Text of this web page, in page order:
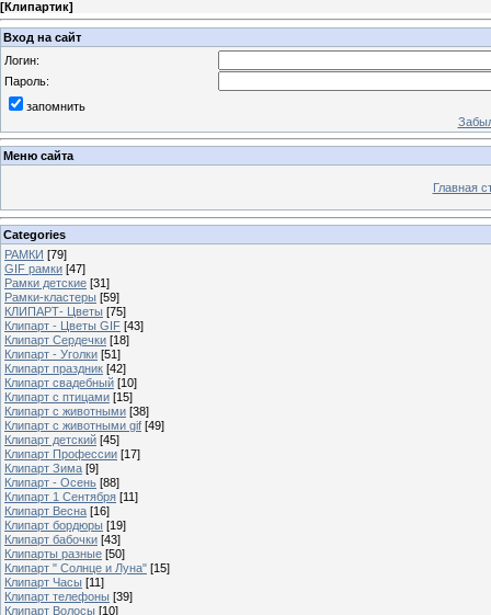
[Клипартик]
Вход на сайт
Логин:
Пароль:
запомнить
Меню сайта
Главная
Categories
РАМКИ [79]
GIF рамки [47]
Рамки детские [31]
Рамки-кластеры [59]
КЛИПАРТ- Цветы [75]
Клипарт - Цветы GIF [43]
Клипарт Сердечки [18]
Клипарт - Уголки [51]
Клипарт праздник [42]
Клипарт свадебный [10]
Клипарт с птицами [15]
Клипарт с животными [38]
Клипарт с животными gif [49]
Клипарт детский [45]
Клипарт Профессии [17]
Клипарт Зима [9]
Клипарт - Осень [88]
Клипарт 1 Сентября [11]
Клипарт Весна [16]
Клипарт бордюры [19]
Клипарт бабочки [43]
Клипарты разные [50]
Клипарт " Солнце и Луна" [15]
Клипарт Часы [11]
Клипарт телефоны [39]
Клипарт Волосы [10]